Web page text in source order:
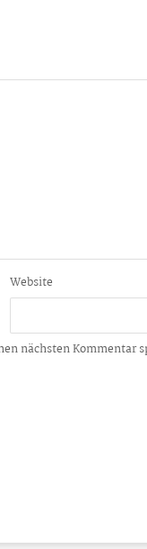
Website
nächsten Kommentar